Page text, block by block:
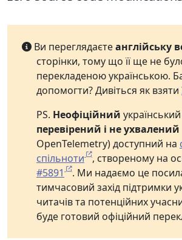
Ви переглядаєтеанглійську
сторінки, тому що її ще не
перекладеною українською.
допомогти? Дивіться як взяти
PS. Неофіційний
перевірений і не ухвалений
OpenTelemetry) доступний на
спільноти
, створеному на
#5891
. Ми надаємо це
тимчасовий захід підтримки
читачів та потенційних
буде готовий офіційний